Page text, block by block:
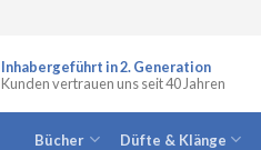
Inhabergeführt in 2. Generation
Kunden vertrauen uns seit 40 Jahren
Bücher Düfte & Klänge